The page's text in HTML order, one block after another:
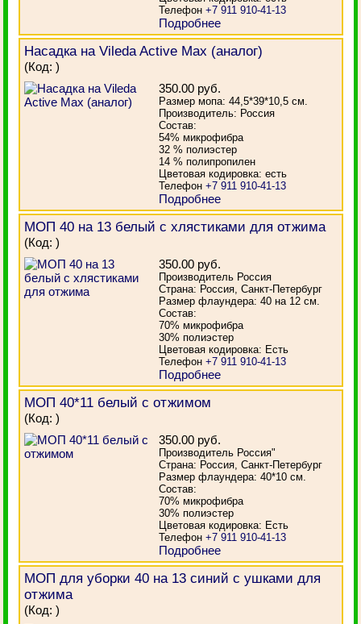
Телефон+7 911 910-41-13
Подробнее
Насадка на Vileda Active Max (аналог)
(Код:)
350.00 руб.
Размер мопа: 44,5*39*10,5 см.
Производитель: Россия
Состав:
54% микрофибра
32 % полиэстер
14 % полипропилен
Цветовая кодировка: есть
Телефон+7 911 910-41-13
Подробнее
МОП 40 на 13 белый с хлястиками для отжима
(Код:)
350.00 руб.
Производитель Россия
Страна: Россия, Санкт-Петербург
Размер флаундера: 40 на 12 см.
Состав:
70% микрофибра
30% полиэстер
Цветовая кодировка: Есть
Телефон+7 911 910-41-13
Подробнее
МОП 40*11 белый с отжимом
(Код:)
350.00 руб.
Производитель Россия"
Страна: Россия, Санкт-Петербург
Размер флаундера: 40*10 см.
Состав:
70% микрофибра
30% полиэстер
Цветовая кодировка: Есть
Телефон+7 911 910-41-13
Подробнее
МОП для уборки 40 на 13 синий с ушками для
отжима
(Код:)